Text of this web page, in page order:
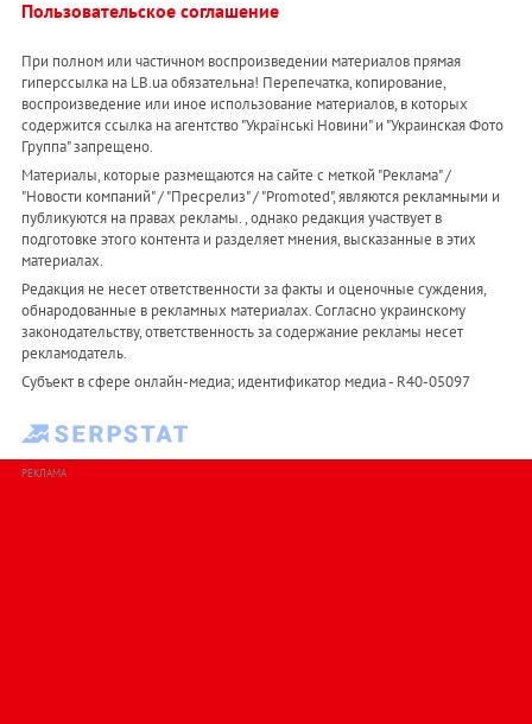
Пользовательское соглашение
При полном или частичном воспроизведении материалов прямая
гиперссылка на LB.ua обязательна! Перепечатка, копирование,
воспроизведение или иное использование материалов, в которых
содержится ссылка на агентство "Українськi Новини" и "Украинская Фото
Группа" запрещено.
Материалы, которые размещаются на сайте с меткой "Реклама" /
"Новости компаний" / "Пресрелиз" / "Promoted", являются рекламными и
публикуются на правах рекламы. , однако редакция участвует в
подготовке этого контента и разделяет мнения, высказанные в этих
материалах.
Редакция не несет ответственности за факты и оценочные суждения,
обнародованные в рекламных материалах. Согласно украинскому
законодательству, ответственность за содержание рекламы несет
рекламодатель.
Субъект в сфере онлайн-медиа; идентификатор медиа - R40-05097
РЕКЛАМА